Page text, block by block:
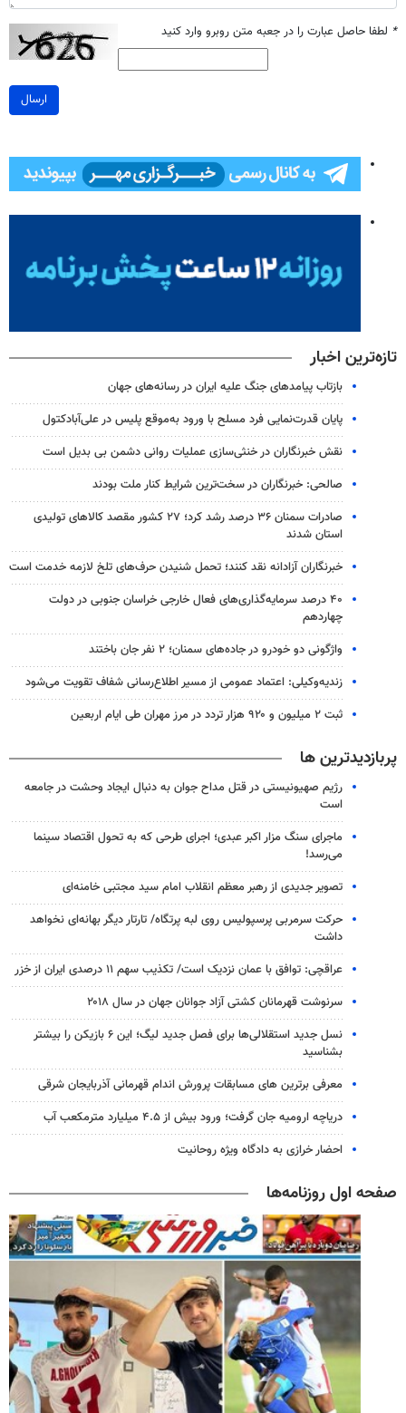
* لطفا حاصل عبارت را در جعبه متن روبرو وارد کنید
ارسال
تازه‌ترین اخبار
بازتاب پیامدهای جنگ علیه ایران در رسانه‌های جهان
پایان قدرت‌نمایی فرد مسلح با ورود به‌موقع پلیس در علی‌آبادکتول
نقش خبرنگاران در خنثی‌سازی عملیات روانی دشمن بی بدیل است
صالحی: خبرنگاران در سخت‌ترین شرایط کنار ملت بودند
صادرات سمنان ۳۶ درصد رشد کرد؛ ۲۷ کشور مقصد کالاهای تولیدی
استان شدند
خبرنگاران آزادانه نقد کنند؛ تحمل شنیدن حرف‌های تلخ لازمه خدمت است
۴۰ درصد سرمایه‌گذاری‌های فعال خارجی خراسان جنوبی در دولت
چهاردهم
واژگونی دو خودرو در جاده‌های سمنان؛ ۲ نفر جان باختند
زندیه‌وکیلی: اعتماد عمومی از مسیر اطلاع‌رسانی شفاف تقویت می‌شود
ثبت ۲ میلیون و ۹۲۰ هزار تردد در مرز مهران طی ایام اربعین
پربازدیدترین ها
رژیم صهیونیستی در قتل مداح جوان به دنبال ایجاد وحشت در جامعه
است
ماجرای سنگ مزار اکبر عبدی؛ اجرای طرحی که به تحول اقتصاد سینما
می‌رسد!
تصویر جدیدی از رهبر معظم انقلاب امام سید مجتبی خامنه‌ای
حرکت سرمربی پرسپولیس روی لبه پرتگاه/ تارتار دیگر بهانه‌ای نخواهد
داشت
عراقچی: توافق با عمان نزدیک است/ تکذیب سهم ۱۱ درصدی ایران از خزر
سرنوشت قهرمانان کشتی آزاد جوانان جهان در سال ۲۰۱۸
نسل جدید استقلالی‌ها برای فصل جدید لیگ؛ این ۶ بازیکن را بیشتر
بشناسید
معرفی برترین های مسابقات پرورش اندام قهرمانی آذربایجان شرقی
دریاچه ارومیه جان گرفت؛ ورود بیش از ۴.۵ میلیارد مترمکعب آب
احضار خرازی به دادگاه ویژه روحانیت
صفحه اول روزنامه‌ها